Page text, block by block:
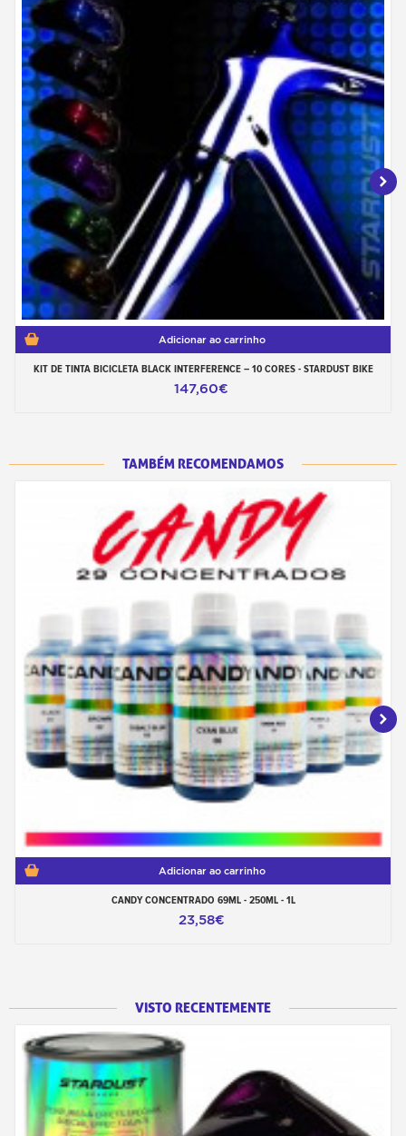
Adicionar ao carrinho
KIT DE TINTA BICICLETA BLACK INTERFERENCE – 10 CORES - STARDUST BIKE
147,60€
TAMBÉM RECOMENDAMOS
Adicionar ao carrinho
CANDY CONCENTRADO 69ML - 250ML - 1L
23,58€
VISTO RECENTEMENTE